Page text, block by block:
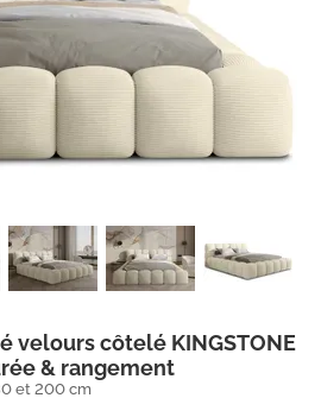
velours côtelé KINGSTONE
& rangement
et 200 cm